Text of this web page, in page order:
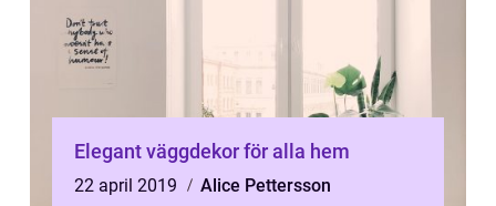
Elegant väggdekor för alla hem
22 april 2019
Alice Pettersson